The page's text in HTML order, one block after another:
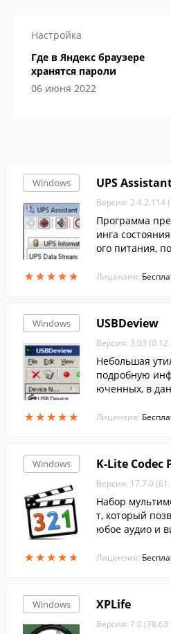
Настройка
Где в Яндекс браузере
хранятся пароли
06 июня 2022
Windows
★★★★★
★★★★★
UPS
Версия: 2.4.2.114
Программа
инга
ого питания,
ивающего
Лицензия:
Windows
★★★★★
★★★★★
USBDeview
Версия: 3.03
Небольшая
подробную
юченных, в
Лицензия:
Windows
★★★★★
★★★★★
K-Lite Codec
Версия: 17.7.0
Набор
т, который
юбое аудио и
Лицензия:
Windows XPLife
Версия: 7.0